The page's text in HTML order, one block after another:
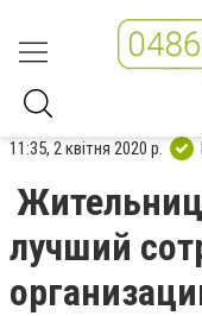
11:35, 2 квітня 2020 р.
лучший